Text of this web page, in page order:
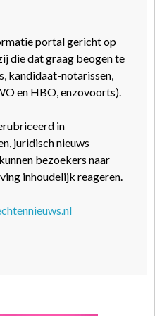
portal gericht op
die dat graag beogen te
kandidaat-notarissen,
en HBO, enzovoorts).
in
juridisch nieuws
bezoekers naar
inhoudelijk reageren.